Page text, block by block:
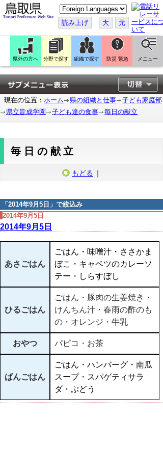
こ
の
ペ
ー
ジ
翻
訳
す
る
読み上げ 大 元
県外の方へ 分野で探す 組織で探す 防災 緊急 メニュー
現在の位置： ホーム 県の組織と仕事
子ども家庭部
県立皆成学園
子ども達の食事 毎日の献立
毎日の献立
もどる ｜
「 2014年9月5日 」で絞込み
2014年9月5日
2014年9月5日
あさごはん
ごはん・味噌汁・ささかま
ぼこ・キャベツのカレーソ
テー・しらすぼし
ひるごはん
ごはん・豚肉の生姜焼き・
けんちん汁・春雨の酢のも
の・オレンジ・牛乳
おやつ パピコ・お茶
ばんごはん
ごはん・ハンバーグ・南瓜
スープ・スパゲティサラ
ダ・ぶどう